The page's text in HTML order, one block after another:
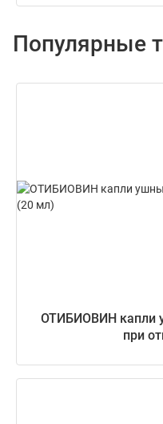
Популярные
ОТИБИОВИН капли
при